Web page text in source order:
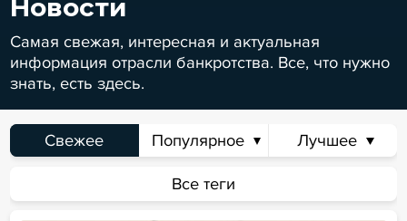
Новости
Самая свежая, интересная и актуальная
информация отрасли банкротства. Все, что нужно
знать, есть здесь.
Свежее Популярное Лучшее
Все теги
Сегодня Неделя Месяц Всё время